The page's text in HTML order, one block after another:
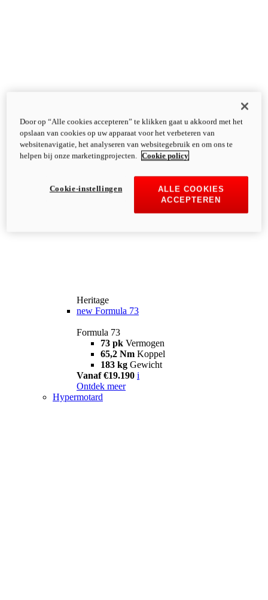
Heritage
new Formula 73
Formula 73
73 pk Vermogen
65,2 Nm Koppel
183 kg Gewicht
Vanaf €19.190 i
Ontdek meer
Hypermotard
Door op “Alle cookies accepteren” te klikken gaat u akkoord met het
opslaan van cookies op uw apparaat voor het verbeteren van
websitenavigatie, het analyseren van websitegebruik en om ons te
helpen bij onze marketingprojecten.
Cookie policy
ALLE COOKIES
ACCEPTEREN
Cookie-instellingen